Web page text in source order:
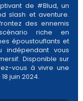
de #Blud, un
slash et aventure.
des ennemis
riche en
époustouflants et
indépendant vous
Disponible sur
vous à vivre une
juin 2024.